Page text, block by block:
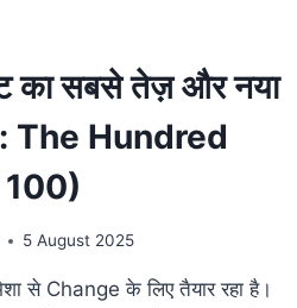
का सबसे तेज़ और नया
: The Hundred
5 August 2025
से Change के लिए तैयार रहा है।